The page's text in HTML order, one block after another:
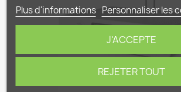
Plus d'informations Personnaliser les
REJETER TOUT
J'ACCEPTE